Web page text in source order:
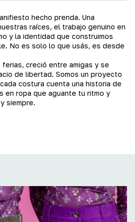
hecho prenda. Una
raíces, el trabajo genuino en
y la identidad que construimos
No es solo lo que usás, es desde
ferias, creció entre amigas y se
de libertad. Somos un proyecto
costura cuenta una historia de
en ropa que aguante tu ritmo y
siempre.